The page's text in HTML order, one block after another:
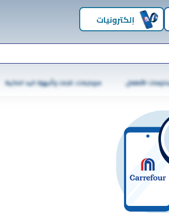
إلكترونيات
الأطفال موبايلات، تابلت وأجهزة اليد الذكية